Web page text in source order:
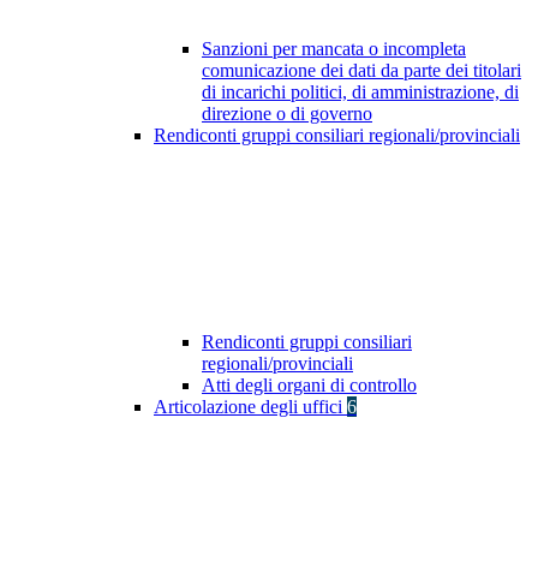
Sanzioni per mancata o incompleta
comunicazione dei dati da parte dei titolari
di incarichi politici, di amministrazione, di
direzione o di governo
Rendiconti gruppi consiliari regionali/provinciali
Rendiconti gruppi consiliari
regionali/provinciali
Atti degli organi di controllo
Articolazione degli uffici 6